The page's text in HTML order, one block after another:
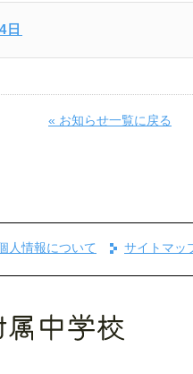
日
« お知らせ一覧に戻る
人情報について サイトマッ